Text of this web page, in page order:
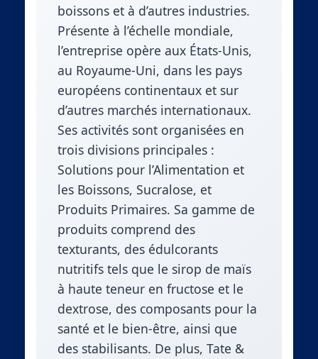
boissons et à d’autres industries.
Présente à l’échelle mondiale,
l’entreprise opère aux États-Unis,
au Royaume-Uni, dans les pays
européens continentaux et sur
d’autres marchés internationaux.
Ses activités sont organisées en
trois divisions principales :
Solutions pour l’Alimentation et
les Boissons, Sucralose, et
Produits Primaires. Sa gamme de
produits comprend des
texturants, des édulcorants
nutritifs tels que le sirop de maïs
à haute teneur en fructose et le
dextrose, des composants pour la
santé et le bien-être, ainsi que
des stabilisants. De plus, Tate &